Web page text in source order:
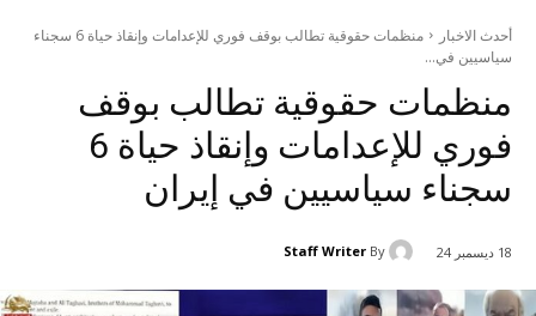
أحدث الاخبار
منظمات حقوقية تطالب بوقف فوري للإعدامات وإنقاذ حياة 6 سجناء
سياسيين في...
منظمات حقوقية تطالب بوقف
فوري للإعدامات وإنقاذ حياة 6
سجناء سياسيين في إيران
18 ديسمبر 24 By
Staff Writer